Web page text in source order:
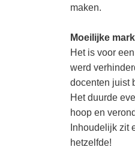
maken.
Moeilijke
Het is voor
werd
docenten juist
Het duurde
hoop en
Inhoudelijk zit
hetzelfde!